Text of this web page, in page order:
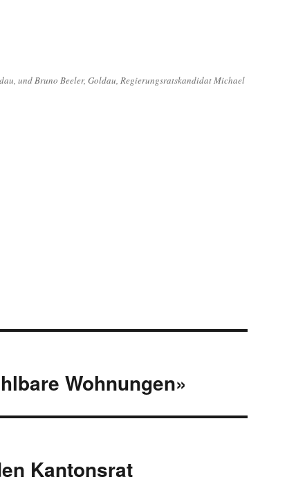
und Bruno Beeler, Goldau, Regierungsratskandidat Michael
Wohnungen»
Kantonsrat